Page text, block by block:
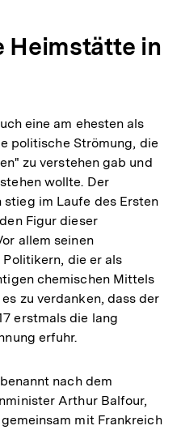
Heimstätte in
eine am ehesten als
politische Strömung, die
zu verstehen gab und
wollte. Der
stieg im Laufe des Ersten
Figur dieser
allem seinen
die er als
chemischen Mittels
zu verdanken, dass der
erstmals die lang
erfuhr.
nach dem
Arthur Balfour,
mit Frankreich